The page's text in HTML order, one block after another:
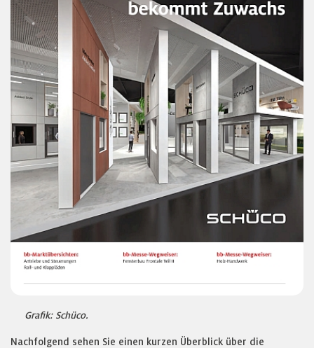
Grafik: Schüco.
Nachfolgend sehen Sie einen kurzen Überblick über die